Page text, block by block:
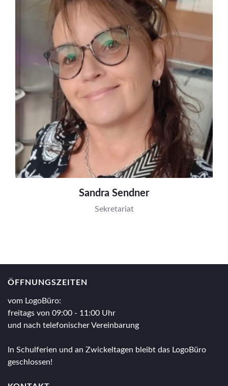
Sandra Sendner
Sekretariat
ÖFFNUNGSZEITEN
vom LogoBüro:
freitags von 09:00 - 11:00 Uhr
und nach telefonischer Vereinbarung
In Schulferien und an Zwickeltagen bleibt das LogoBüro
geschlossen!